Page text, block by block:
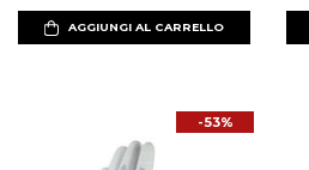
AGGIUNGI AL CARRELLO
-53%